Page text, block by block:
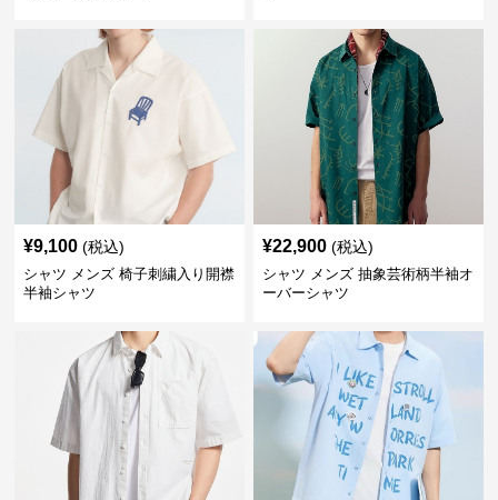
¥9,100 (税込)
シャツ メンズ 椅子刺繍入り開襟
半袖シャツ
¥22,900 (税込)
シャツ メンズ 抽象芸術柄半袖オ
ーバーシャツ